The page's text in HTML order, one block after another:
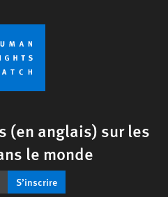
(en anglais) sur les
le monde
S’inscrire